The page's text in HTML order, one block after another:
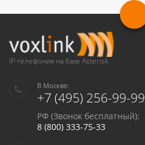
IP-телефония на базе Asterisk
В Москве:
+7 (495) 256-99-99
РФ (Звонок бесплатный):
8 (800) 333-75-33